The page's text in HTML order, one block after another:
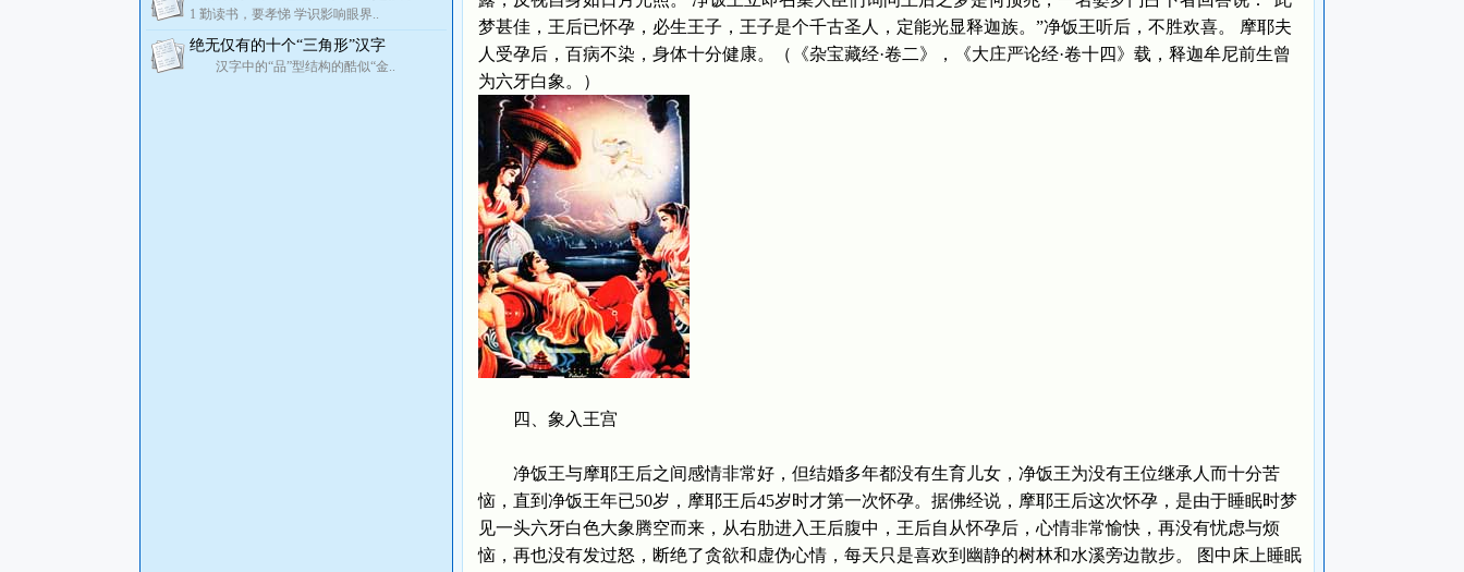
1 勤读书，要孝悌 学识影响眼界..
绝无仅有的十个“三角形”汉字
汉字中的“品”型结构的酷似“金..
梦甚佳，王后已怀孕，必生王子，王子是个千古圣人，定能光显释迦族。”净饭王听后，不胜欢喜。 摩耶夫
人受孕后，百病不染，身体十分健康。（《杂宝藏经·卷二》，《大庄严论经·卷十四》载，释迦牟尼前生曾
为六牙白象。）
四、象入王宫
净饭王与摩耶王后之间感情非常好，但结婚多年都没有生育儿女，净饭王为没有王位继承人而十分苦
恼，直到净饭王年已50岁，摩耶王后45岁时才第一次怀孕。据佛经说，摩耶王后这次怀孕，是由于睡眠时梦
见一头六牙白色大象腾空而来，从右肋进入王后腹中，王后自从怀孕后，心情非常愉快，再没有忧虑与烦
恼，再也没有发过怒，断绝了贪欲和虚伪心情，每天只是喜欢到幽静的树林和水溪旁边散步。 图中床上睡眠